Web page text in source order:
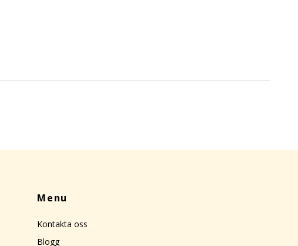
Menu
Kontakta oss
Blogg